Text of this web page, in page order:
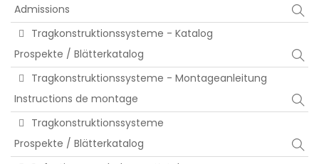
Admissions
Tragkonstruktionssysteme - Katalog
Prospekte / Blätterkatalog
Tragkonstruktionssysteme - Montageanleitung
Instructions de montage
Tragkonstruktionssysteme
Prospekte / Blätterkatalog